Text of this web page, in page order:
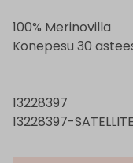
100% Merinovilla
Konepesu 30
13228397
13228397-